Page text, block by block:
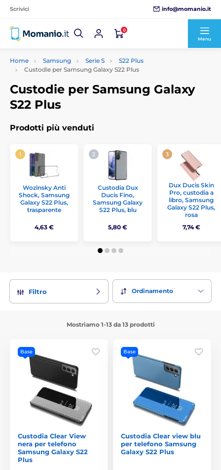
Scrivici info@momanio.it
0
Menu
Home Samsung Serie S
S22 Plus
Custodie per Samsung Galaxy S22 Plus
Custodie per Samsung Galaxy
S22 Plus
Prodotti più venduti
Wozinsky Anti
Shock, Samsung
Galaxy S22 Plus,
trasparente
4,63 €
Custodia Dux
Ducis Fino,
Samsung Galaxy
S22 Plus, blu
5,80 €
Dux Ducis Skin
Pro, custodia a
libro, Samsung
Galaxy S22 Plus,
rosa
7,74 €
Filtro Ordinamento
Mostriamo 1-13 da 13 prodotti
Base
Custodia Clear View
nera per telefono
Samsung Galaxy S22
Plus
Base
Custodia Clear view blu
per telefono Samsung
Galaxy S22 Plus